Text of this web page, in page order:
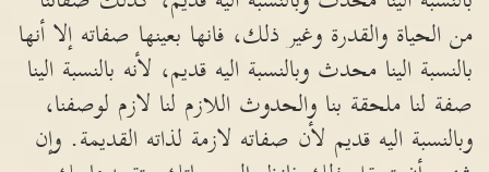
من الحياة والقدرة وغير ذلك، فانها بعينها صفاته إلا أنها
بالنسبة الينا محدث وبالنسبة اليه قديم، لأنه بالنسبة الينا
صفة لنا ملحقة بنا والحدوث اللازم لنا لازم لوصفنا،
وبالنسبة اليه قديم لأن صفاته لازمة لذاته القديمة. وإن